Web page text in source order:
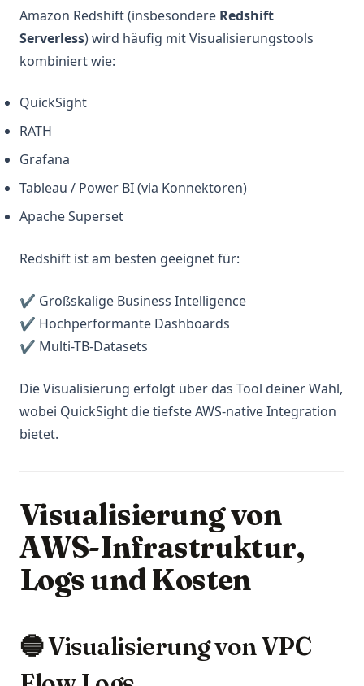
Amazon Redshift (insbesondere Redshift
Serverless) wird häufig mit Visualisierungstools
kombiniert wie:
QuickSight
RATH
Grafana
Tableau / Power BI (via Konnektoren)
Apache Superset
Redshift ist am besten geeignet für:
✔ Großskalige Business Intelligence
✔ Hochperformante Dashboards
✔ Multi-TB-Datasets
Die Visualisierung erfolgt über das Tool deiner Wahl,
wobei QuickSight die tiefste AWS-native Integration
bietet.
Visualisierung von
AWS-Infrastruktur,
Logs und Kosten
🔵 Visualisierung von VPC